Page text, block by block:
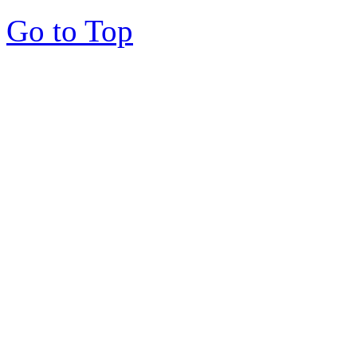
Go to Top